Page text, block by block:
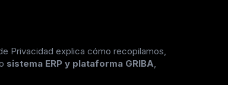
Privacidad explica cómo recopilamos,
sistema ERP y plataforma GRIBA